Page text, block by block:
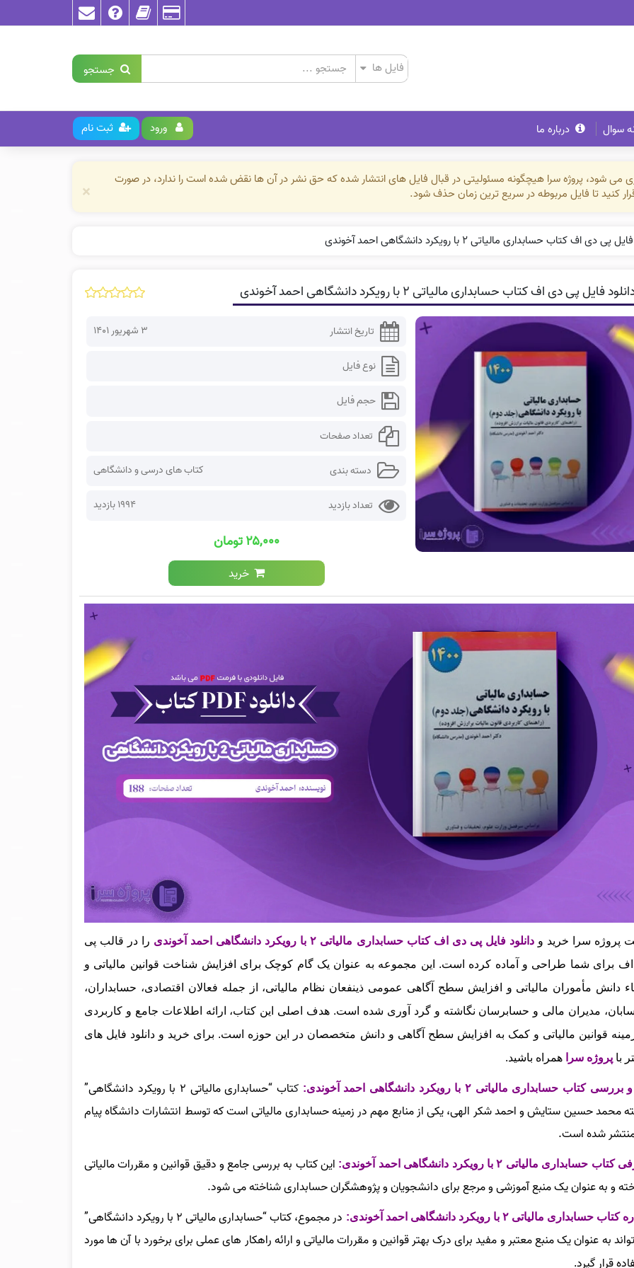
جستجو
سوال درباره ما ورود ثبت نام
می شود، پروژه سرا هیچگونه مسئولیتی در قبال فایل های انتشار شده که حق نشر در آن ها نقض شده است را ندارد، در صورت
کنید تا فایل مربوطه در سریع ترین زمان حذف شود.
×
پی دی اف کتاب حسابداری مالیاتی ۲ با رویکرد دانشگاهی احمد آخوندی
فایل پی دی اف کتاب حسابداری مالیاتی ۲ با رویکرد دانشگاهی احمد آخوندی
تاریخ انتشار ۳ شهریور ۱۴۰۱
نوع فایل
حجم فایل
تعداد صفحات
دسته بندی کتاب های درسی و دانشگاهی
تعداد بازدید 1994 بازدید
۲۵,۰۰۰ تومان
خرید
پروژه سرا خرید و دانلود فایل پی دی اف کتاب حسابداری مالیاتی ۲ با رویکرد دانشگاهی احمد آخوندی
را در قالب پی
برای شما طراحی و آماده کرده است. این مجموعه به عنوان یک گام کوچک برای افزایش شناخت قوانین مالیاتی و
دانش مأموران مالیاتی و افزایش سطح آگاهی عمومی ذینفعان نظام مالیاتی، از جمله فعالان اقتصادی، حسابداران،
مدیران مالی و حسابرسان نگاشته و گرد آوری شده است. هدف اصلی این کتاب، ارائه اطلاعات جامع و کاربردی
قوانین مالیاتی و کمک به افزایش سطح آگاهی و دانش متخصصان در این حوزه است. برای خرید و دانلود فایل های
با پروژه سرا همراه باشید.
کتاب حسابداری مالیاتی ۲ با رویکرد دانشگاهی احمد آخوندی : ک
تاب “حسابداری مالیاتی ۲ با رویکرد دانشگاهی”
محمد حسین ستایش و احمد شکر الهی، یکی از منابع مهم در زمینه حسابداری مالیاتی است که توسط انتشارات دانشگاه پیام
شده است.
حسابداری مالیاتی ۲ با رویکرد دانشگاهی احمد آخوندی:
این کتاب به بررسی جامع و دقیق قوانین و مقررات مالیاتی
و به عنوان یک منبع آموزشی و مرجع برای دانشجویان و پژوهشگران حسابداری شناخته می‌ شود.
حسابداری مالیاتی ۲ با رویکرد دانشگاهی احمد آخوندی:
در مجموع، کتاب “حسابداری مالیاتی ۲ با رویکرد دانشگاهی”
به‌ عنوان یک منبع معتبر و مفید برای درک بهتر قوانین و مقررات مالیاتی و ارائه راهکار های عملی برای برخورد با آن‌ ها مورد
قرار گیرد.